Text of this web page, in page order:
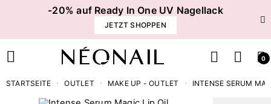
-20% auf Ready In One UV Nagellack
JETZT SHOPPEN
0
STARTSEITE OUTLET MAKE UP - OUTLET INTENSE SERUM